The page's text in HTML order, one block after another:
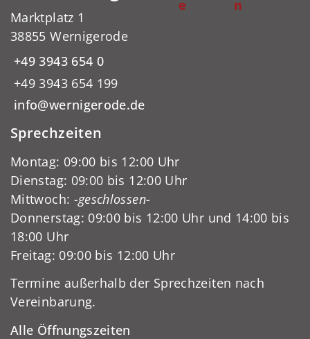
e
n
Marktplatz 1
38855 Wernigerode
+49 3943 654 0
+49 3943 654 199
info@wernigerode.de
Sprechzeiten
Montag: 09:00 bis 12:00 Uhr
Dienstag: 09:00 bis 12:00 Uhr
Mittwoch: -geschlossen-
Donnerstag: 09:00 bis 12:00 Uhr und 14:00 bis
18:00 Uhr
Freitag: 09:00 bis 12:00 Uhr
Termine außerhalb der Sprechzeiten nach
Vereinbarung.
Alle Öffnungszeiten